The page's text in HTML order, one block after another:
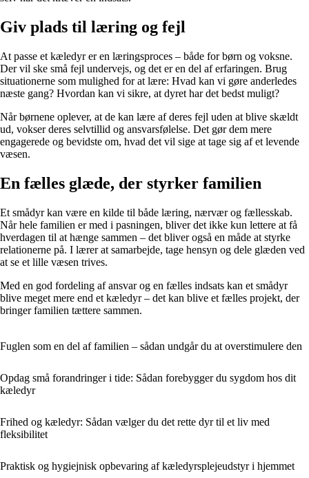
Giv plads til læring og fejl
At passe et kæledyr er en læringsproces – både for børn og voksne.
Der vil ske små fejl undervejs, og det er en del af erfaringen. Brug
situationerne som mulighed for at lære: Hvad kan vi gøre anderledes
næste gang? Hvordan kan vi sikre, at dyret har det bedst muligt?
Når børnene oplever, at de kan lære af deres fejl uden at blive skældt
ud, vokser deres selvtillid og ansvarsfølelse. Det gør dem mere
engagerede og bevidste om, hvad det vil sige at tage sig af et levende
væsen.
En fælles glæde, der styrker familien
Et smådyr kan være en kilde til både læring, nærvær og fællesskab.
Når hele familien er med i pasningen, bliver det ikke kun lettere at få
hverdagen til at hænge sammen – det bliver også en måde at styrke
relationerne på. I lærer at samarbejde, tage hensyn og dele glæden ved
at se et lille væsen trives.
Med en god fordeling af ansvar og en fælles indsats kan et smådyr
blive meget mere end et kæledyr – det kan blive et fælles projekt, der
bringer familien tættere sammen.
Fuglen som en del af familien – sådan undgår du at overstimulere den
Opdag små forandringer i tide: Sådan forebygger du sygdom hos dit
kæledyr
Frihed og kæledyr: Sådan vælger du det rette dyr til et liv med
fleksibilitet
Praktisk og hygiejnisk opbevaring af kæledyrsplejeudstyr i hjemmet